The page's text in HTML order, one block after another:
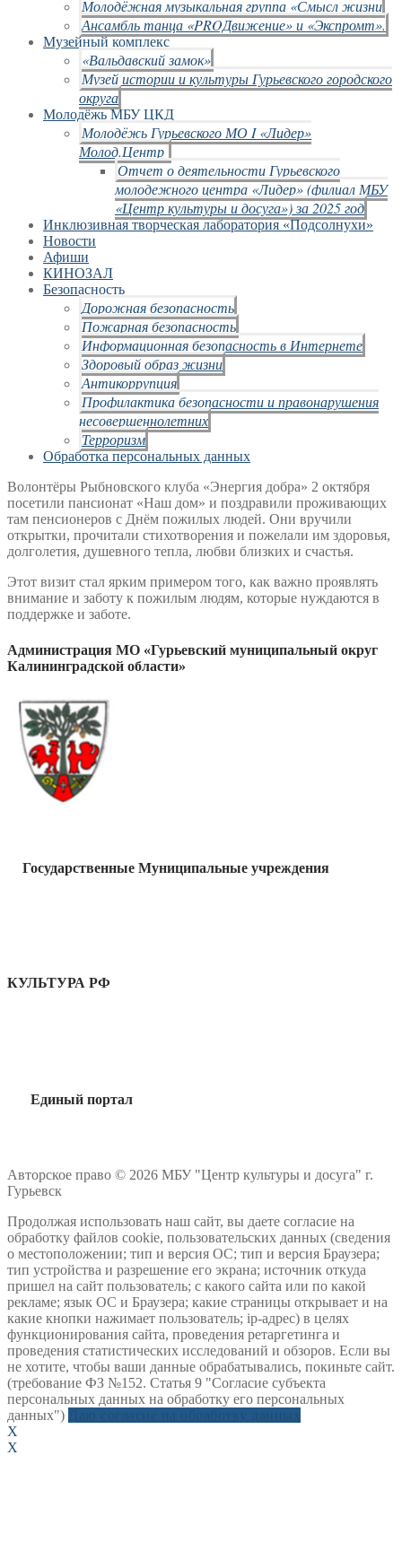
Молодёжная музыкальная группа «Смысл жизни
Ансамбль танца «PROДвижение» и «Экспромт».
Музейный комплекс
«Вальдавский замок»
Музей истории и культуры Гурьевского городского
округа
Молодёжь МБУ ЦКД
Молодёжь Гурьевского МО I «Лидер»
Молод.Центр
Отчет о деятельности Гурьевского
молодежного центра «Лидер» (филиал МБУ
«Центр культуры и досуга») за 2025 год
Инклюзивная творческая лаборатория «Подсолнухи»
Новости
Афиши
КИНОЗАЛ
Безопасность
Дорожная безопасность
Пожарная безопасность
Информационная безопасность в Интернете
Здоровый образ жизни
Антикоррупция
Профилактика безопасности и правонарушения
несовершеннолетних
Терроризм
Обработка персональных данных
Волонтёры Рыбновского клуба «Энергия добра» 2 октября
посетили пансионат «Наш дом» и поздравили проживающих
там пенсионеров с Днём пожилых людей. Они вручили
открытки, прочитали стихотворения и пожелали им здоровья,
долголетия, душевного тепла, любви близких и счастья.
Этот визит стал ярким примером того, как важно проявлять
внимание и заботу к пожилым людям, которые нуждаются в
поддержке и заботе.
Администрация МО «Гурьевский муниципальный округ
Калининградской области»
Государственные Муниципальные учреждения
КУЛЬТУРА РФ
Единый портал
Авторское право © 2026 МБУ "Центр культуры и досуга" г.
Гурьевск
Продолжая использовать наш сайт, вы даете согласие на
обработку файлов cookie, пользовательских данных (сведения
о местоположении; тип и версия ОС; тип и версия Браузера;
тип устройства и разрешение его экрана; источник откуда
пришел на сайт пользователь; с какого сайта или по какой
рекламе; язык ОС и Браузера; какие страницы открывает и на
какие кнопки нажимает пользователь; ip-адрес) в целях
функционирования сайта, проведения ретаргетинга и
проведения статистических исследований и обзоров. Если вы
не хотите, чтобы ваши данные обрабатывались, покиньте сайт.
(требование ФЗ №152. Статья 9 "Согласие субъекта
персональных данных на обработку его персональных
данных")
X
X